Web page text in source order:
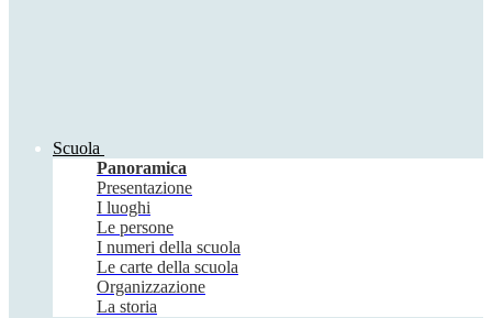
Scuola
Panoramica
Presentazione
I luoghi
Le persone
I numeri della scuola
Le carte della scuola
Organizzazione
La storia